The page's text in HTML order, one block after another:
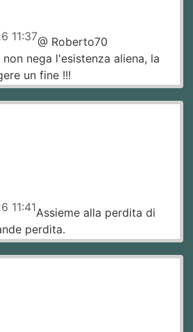
11:37@ Roberto70
nega l'esistenza aliena, la
un fine !!!
11:41Assieme alla perdita di
perdita.